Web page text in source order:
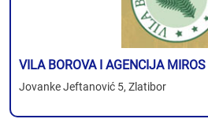
VILA BOROVA I AGENCIJA MIROS
Jovanke Jeftanović 5, Zlatibor